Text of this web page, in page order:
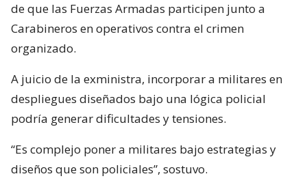
de que las Fuerzas Armadas participen junto a
Carabineros en operativos contra el crimen
organizado.
A juicio de la exministra, incorporar a militares en
despliegues diseñados bajo una lógica policial
podría generar dificultades y tensiones.
“Es complejo poner a militares bajo estrategias y
diseños que son policiales”, sostuvo.